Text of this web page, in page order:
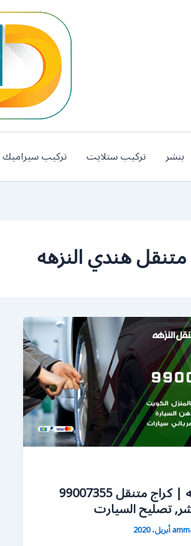
بنشر تركيب ستلايت تركيب سيراميك
هندي النزهه
كراج النزهه | كراج متنقل 99007355
تصليح السيارت